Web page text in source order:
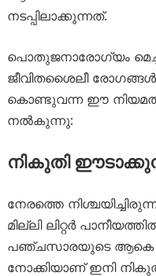
നടപ്പിലാക്കുന്നത്.
പൊതുജനാരോഗ്യം
ജീവിതശൈലീ
കൊണ്ടുവന്ന ഈ
നൽകുന്നു:
നികുതി
നേരത്തെ
മില്ലി ലിറ്റർ
പഞ്ചസാരയുടെ ആകെ
നോക്കിയാണ് ഇനി